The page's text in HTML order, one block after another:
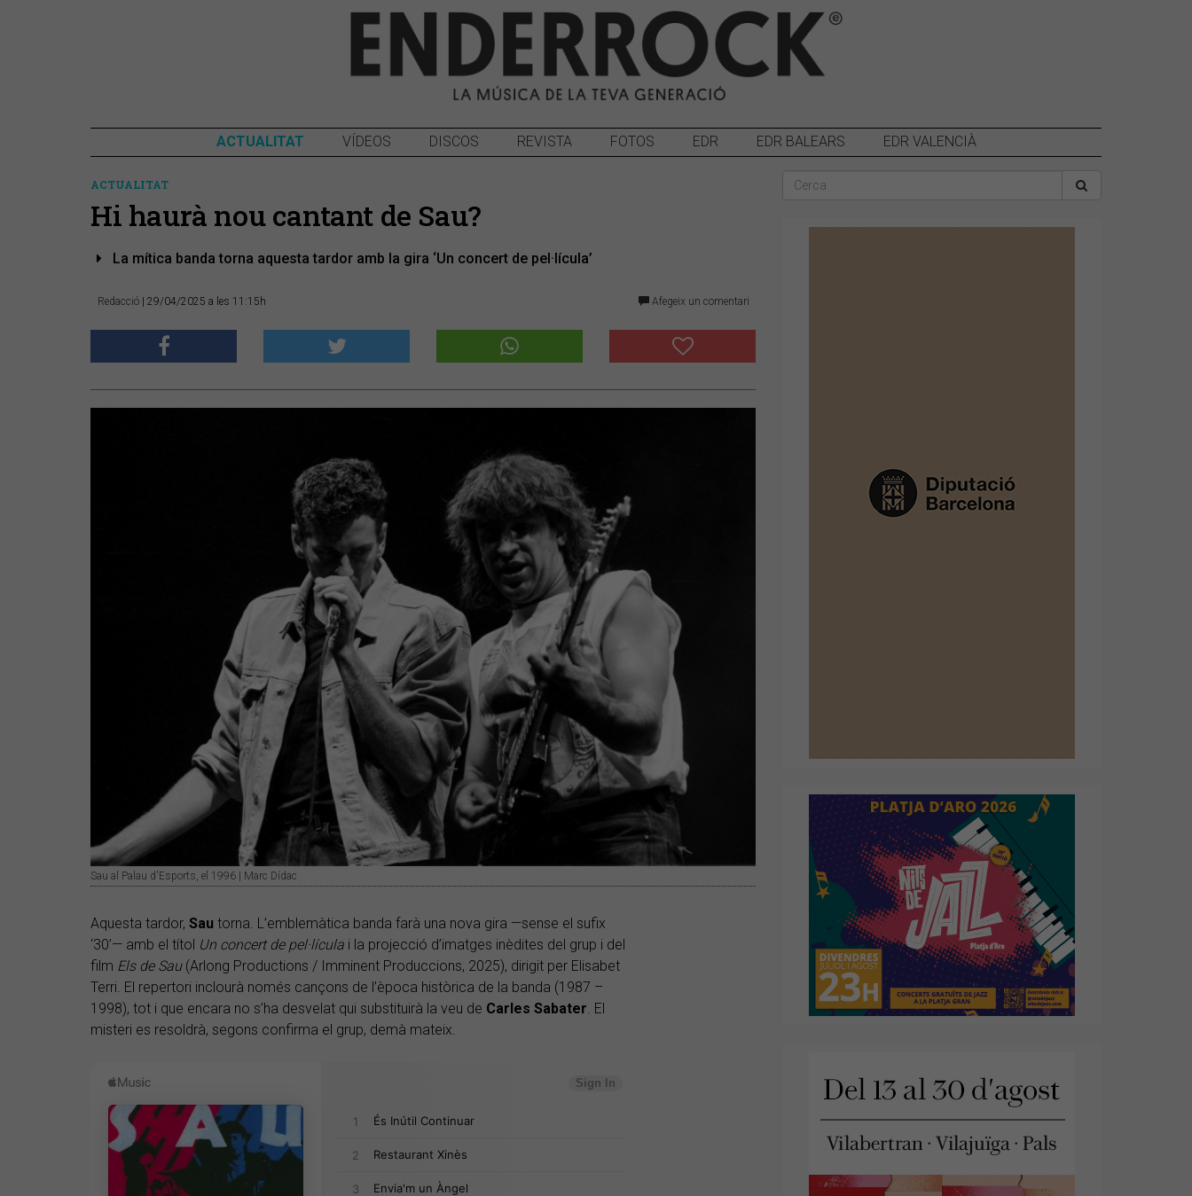
ACTUALITAT VÍDEOS DISCOS REVISTA FOTOS EDR EDR BALEARS EDR VALENCIÀ
ACTUALITAT
Hi haurà nou cantant de Sau?
La mítica banda torna aquesta tardor amb la gira ‘Un concert de pel·lícula’
Redacció | 29/04/2025 a les 11:15h Afegeix un comentari
Sau al Palau d'Esports, el 1996 | Marc Dídac
Aquesta tardor, Sau torna. L’emblemàtica banda farà una nova gira —sense el sufix
‘30’— amb el títol Un concert de pel·lícula i la projecció d’imatges inèdites del grup i del
film Els de Sau(Arlong Productions / Imminent Produccions, 2025), dirigit per Elisabet
Terri. El repertori inclourà només cançons de l’època històrica de la banda (1987 –
1998), tot i que encara no s’ha desvelat qui substituirà la veu de Carles Sabater . El
misteri es resoldrà, segons confirma el grup, demà mateix.